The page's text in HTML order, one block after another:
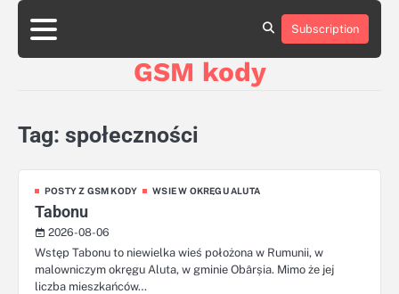
Skip
content
aluminumboatplans.com
dobra-
plywoodboatplans.com
ujednoznaczniające
aluminumboatplans.com
dobra-
ujednoznaczniające
Kontakt
Kontakt
Subscription
GSM kody
Tag: społeczności
POSTY Z GSM KODY WSIE W OKRĘGU ALUTA
Tabonu
2026-08-06
Wstęp Tabonu to niewielka wieś położona w Rumunii, w
malowniczym okręgu Aluta, w gminie Obârșia. Mimo że jej
liczba mieszkańców…